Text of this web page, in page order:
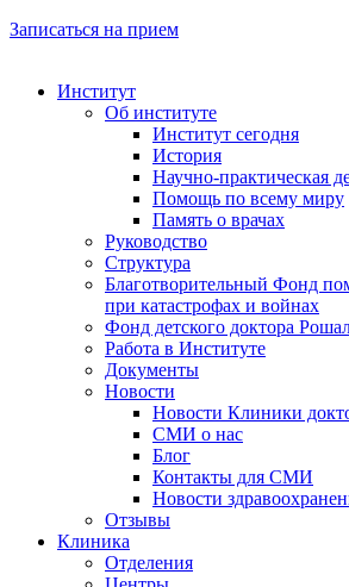
Записаться на прием
Институт
Об институте
Институт сегодня
История
Научно-практическая
Помощь по всему миру
Память о врачах
Руководство
Структура
Благотворительный Фонд
при катастрофах и войнах
Фонд детского доктора
Работа в Институте
Документы
Новости
Новости Клиники
СМИ о нас
Блог
Контакты для СМИ
Новости
Отзывы
Клиника
Отделения